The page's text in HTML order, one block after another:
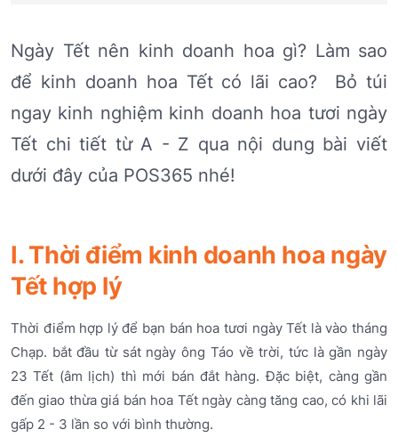
Ngày Tết nên kinh doanh hoa gì? Làm sao
để kinh doanh hoa Tết có lãi cao? Bỏ túi
ngay kinh nghiệm kinh doanh hoa tươi ngày
Tết chi tiết từ A - Z qua nội dung bài viết
dưới đây của POS365 nhé!
I. Thời điểm kinh doanh hoa ngày
Tết hợp lý
Thời điểm hợp lý để bạn bán hoa tươi ngày Tết là vào tháng
Chạp. bắt đầu từ sát ngày ông Táo về trời, tức là gần ngày
23 Tết (âm lịch) thì mới bán đắt hàng. Đặc biệt, càng gần
đến giao thừa giá bán hoa Tết ngày càng tăng cao, có khi lãi
gấp 2 - 3 lần so với bình thường.